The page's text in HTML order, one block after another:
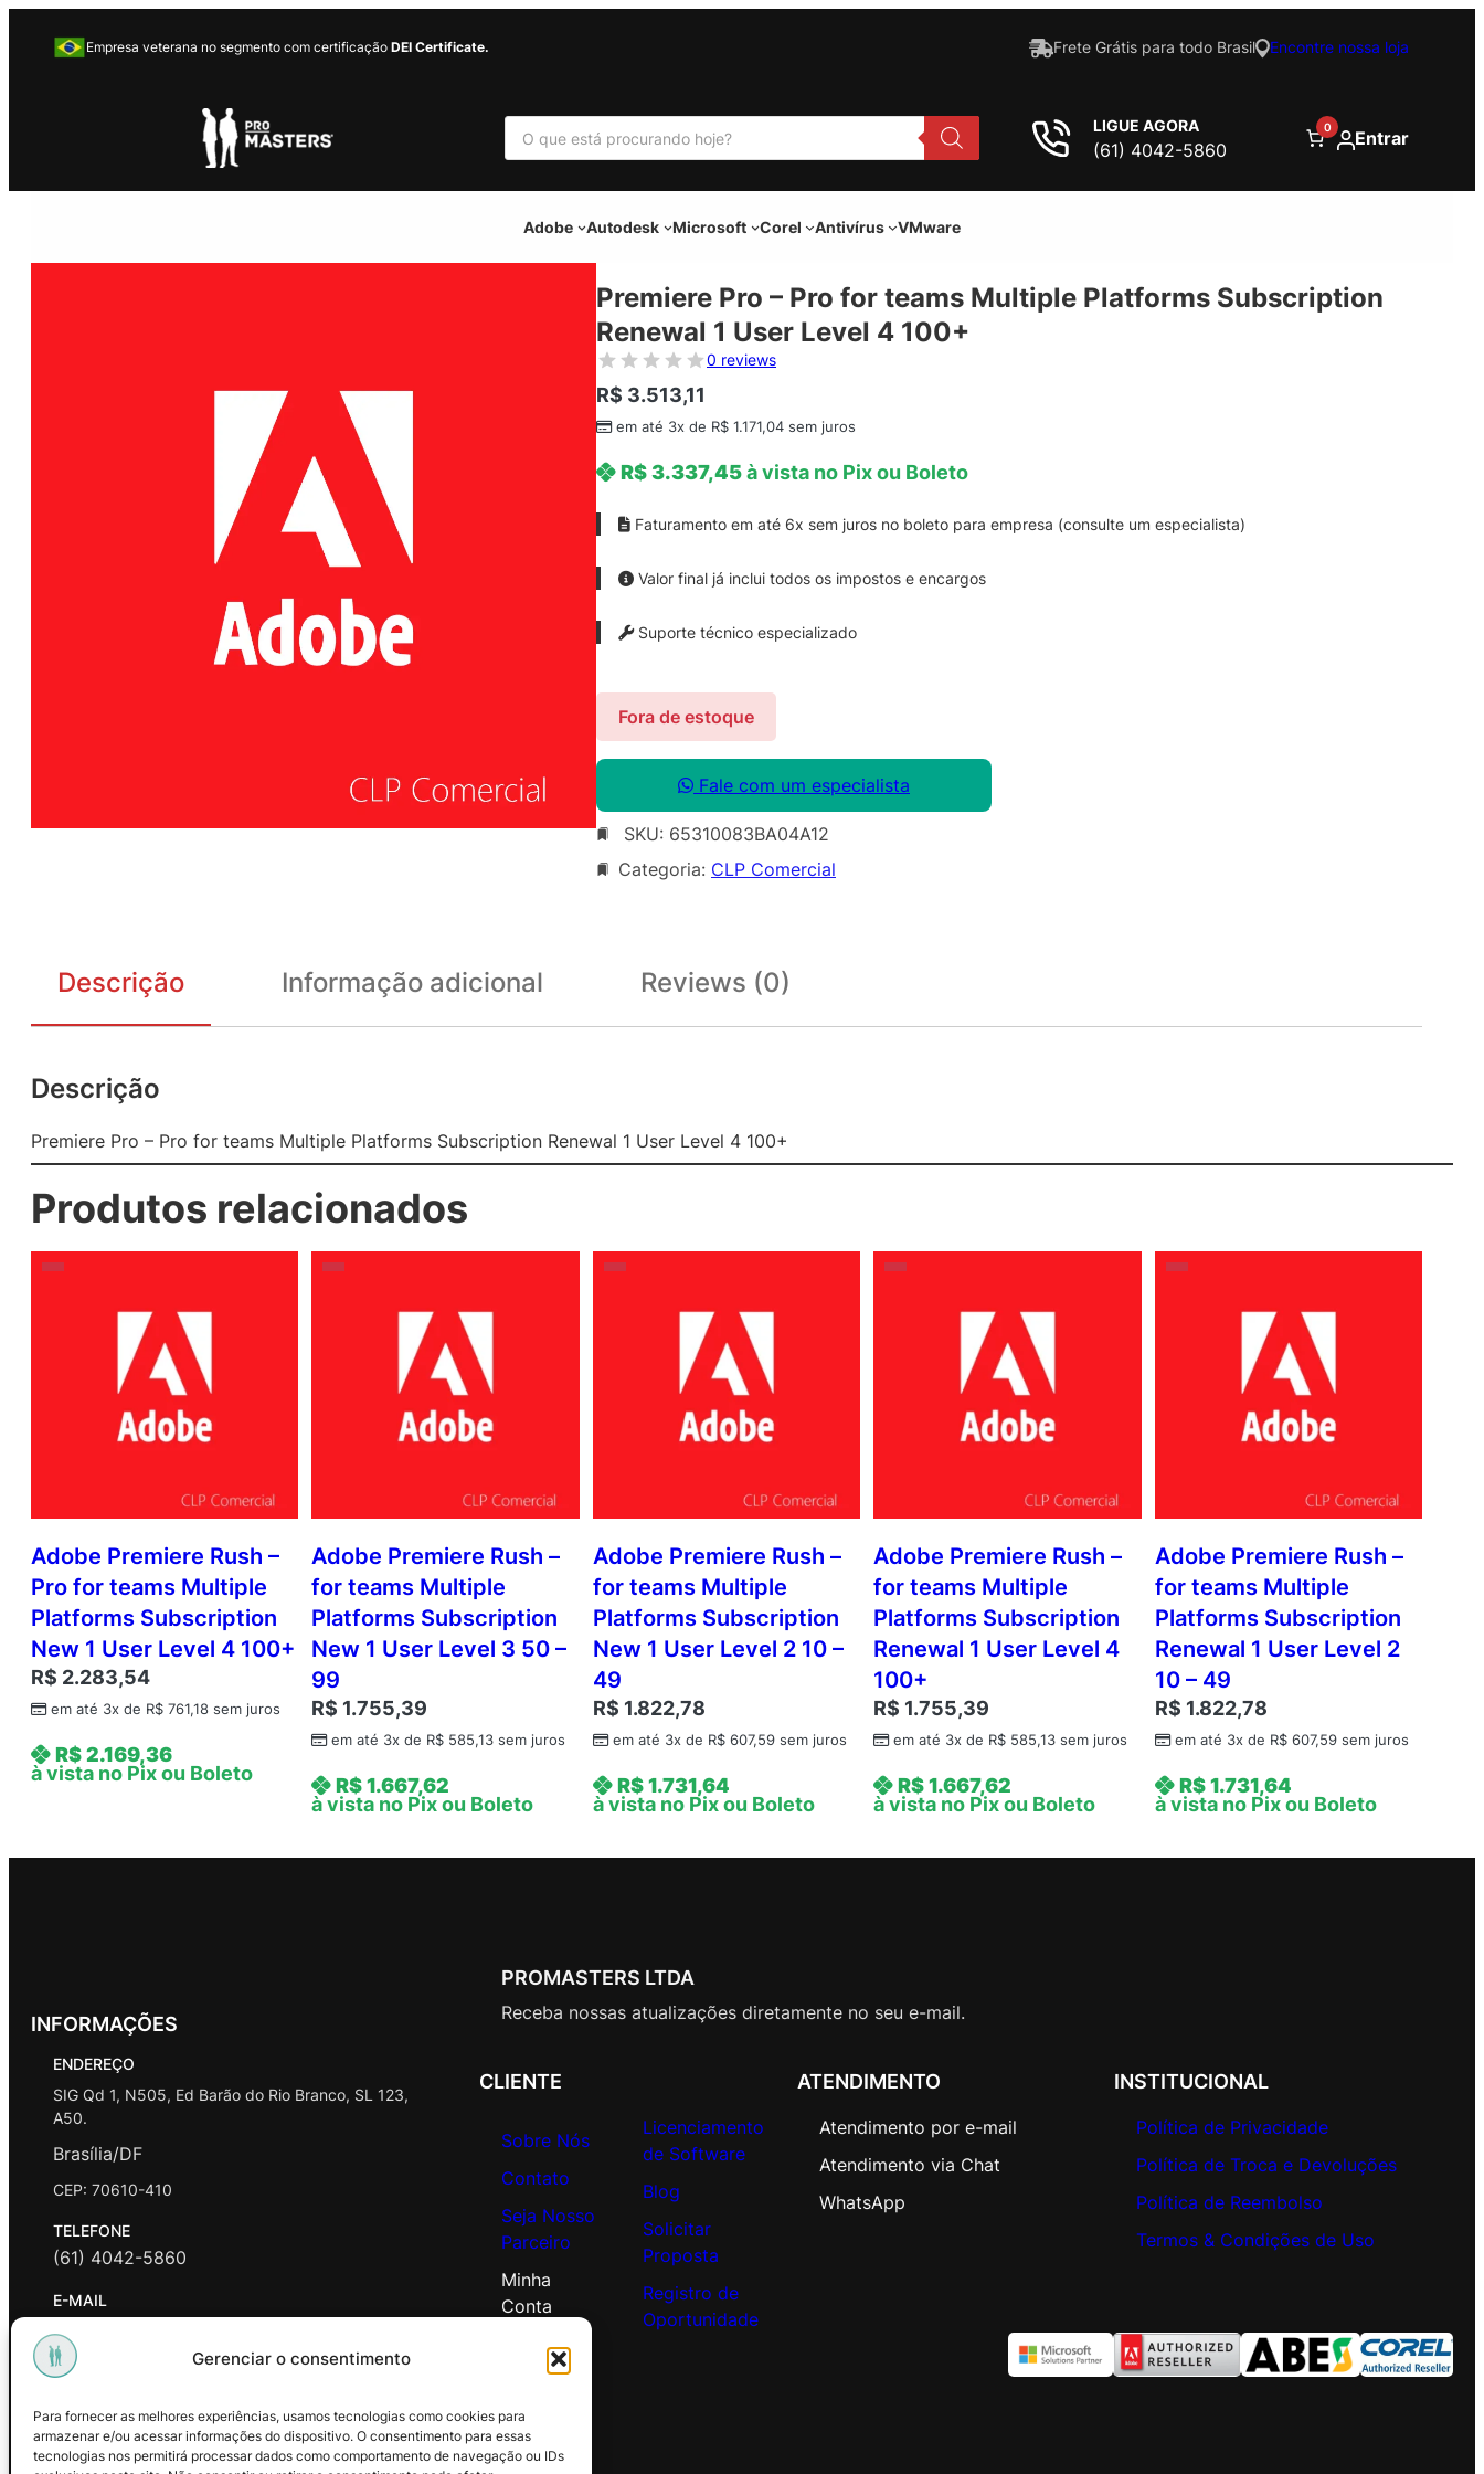
Gerenciar o consentimento
Para fornecer as melhores experiências, usamos tecnologias como cookies para
armazenar e/ou acessar informações do dispositivo. O consentimento para essas
tecnologias nos permitirá processar dados como comportamento de navegação ou IDs
Empresa veterana no segmento com certificação DEI Certificate. Frete Grátis para todo Brasil Encontre nossa loja
P
s
u
r
LIGUE AGORA
(61) 4042-5860
0 Entrar
Adobe Autodesk Microsoft Corel Antivírus VMware
Premiere Pro – Pro for teams Multiple Platforms Subscription
Renewal 1 User Level 4 100+
0 reviews
R$ 3.513,11
em até 3x de R$ 1.171,04 sem juros
R$3.337,45à vista no Pix ou Boleto
Faturamento em até 6x sem juros no boleto para empresa (consulte um especialista)
Valor final já inclui todos os impostos e encargos
Suporte técnico especializado
Fora de estoque
Fale com um especialista
SKU: 65310083BA04A12
Categoria: CLP Comercial
Descrição Informação adicional Reviews (0)
Descrição
Premiere Pro – Pro for teams Multiple Platforms Subscription Renewal 1 User Level 4 100+
Produtos relacionados
Adobe Premiere Rush –
Pro for teams Multiple
Platforms Subscription
New 1 User Level 4 100+
R$ 2.283,54
em até 3x de R$ 761,18 sem juros
R$2.169,36
à vista no Pix ou Boleto
Adobe Premiere Rush –
for teams Multiple
Platforms Subscription
New 1 User Level 3 50 –
99
R$ 1.755,39
em até 3x de R$ 585,13 sem juros
R$1.667,62
à vista no Pix ou Boleto
Adobe Premiere Rush –
for teams Multiple
Platforms Subscription
New 1 User Level 2 10 –
49
R$ 1.822,78
em até 3x de R$607,59sem juros
R$1.731,64
à vista no Pix ou Boleto
Adobe Premiere Rush –
for teams Multiple
Platforms Subscription
Renewal 1 User Level 4
100+
R$ 1.755,39
em até 3x de R$ 585,13 sem juros
R$1.667,62
à vista no Pix ou Boleto
Adobe Premiere Rush –
for teams Multiple
Platforms Subscription
Renewal 1 User Level 2
10 – 49
R$ 1.822,78
em até 3x de R$607,59sem juros
R$1.731,64
à vista no Pix ou Boleto
INFORMAÇÕES
ENDEREÇO
SIG Qd 1, N505, Ed Barão do Rio Branco, SL 123,
A50.
Brasília/DF
CEP: 70610-410
TELEFONE
(61) 4042-5860
E-MAIL
contato@promasters.net.br
HORÁRIO DE ATENDIMENTO
Facebook Instagram Youtube
PROMASTERS LTDA
Receba nossas atualizações diretamente no seu e-mail.
CLIENTE
Sobre Nós
Contato
Seja Nosso
Parceiro
Minha
Conta
Licenciamento
de Software
Blog
Solicitar
Proposta
Registro de
Oportunidade
ATENDIMENTO
Atendimento por e-mail
Atendimento via Chat
WhatsApp
INSTITUCIONAL
Política de Privacidade
Política de Troca e Devoluções
Política de Reembolso
Termos & Condições de Uso